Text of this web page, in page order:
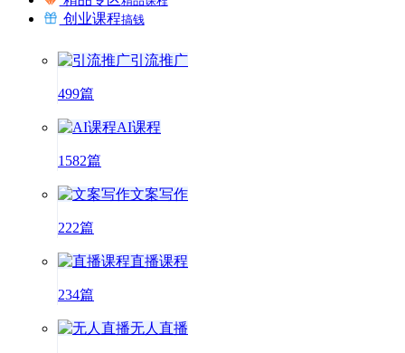
创业课程搞钱
引流推广
499篇
AI课程
1582篇
文案写作
222篇
直播课程
234篇
无人直播